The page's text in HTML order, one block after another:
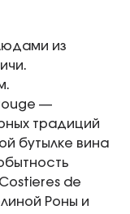
из
—
традиций
бутылке вина
de
Роны и